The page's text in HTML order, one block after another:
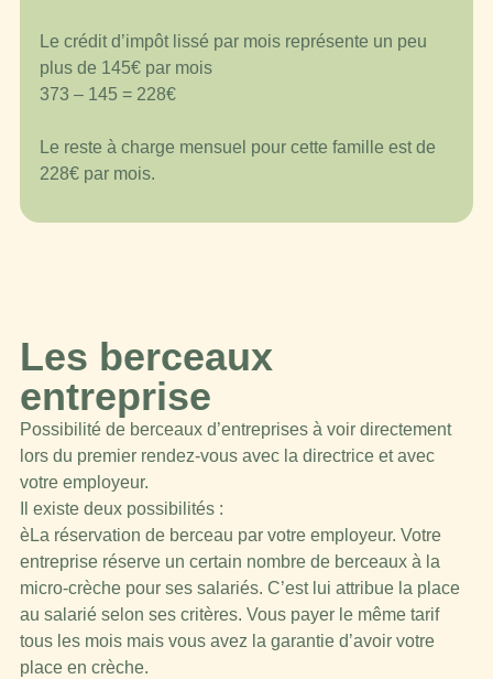
Le crédit d’impôt lissé par mois représente un peu
plus de 145€ par mois
373 – 145 = 228€
Le reste à charge mensuel pour cette famille est de
228€ par mois.
Les berceaux
entreprise
Possibilité de berceaux d’entreprises à voir directement
lors du premier rendez-vous avec la directrice et avec
votre employeur.
Il existe deux possibilités :
èLa réservation de berceau par votre employeur. Votre
entreprise réserve un certain nombre de berceaux à la
micro-crèche pour ses salariés. C’est lui attribue la place
au salarié selon ses critères. Vous payer le même tarif
tous les mois mais vous avez la garantie d’avoir votre
place en crèche.